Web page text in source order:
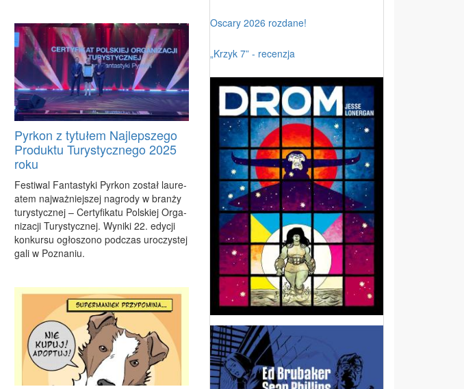
Pyrkon z tytułem Najlepszego
Produktu Turystycznego 2025
roku
Fe­sti­wal Fan­ta­sty­ki Pyr­kon zo­stał lau­re­
atem naj­waż­niej­szej na­gro­dy w bran­ży
tu­ry­stycz­nej – Cer­ty­fi­ka­tu Pol­skiej Or­ga­
ni­za­cji Tu­ry­stycz­nej. Wy­ni­ki 22. edy­cji
kon­kur­su ogło­szo­no pod­czas uro­czy­stej
ga­li w Po­zna­niu.
Oscary 2026 rozdane!
„Krzyk 7” - recenzja